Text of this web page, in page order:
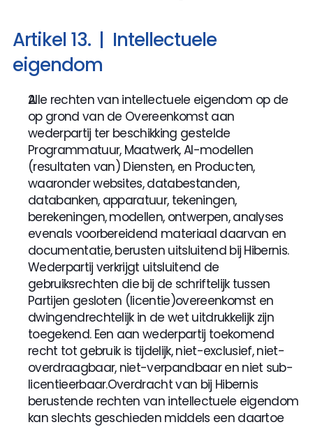
Artikel 13.  |  Intellectuele
eigendom
Alle rechten van intellectuele eigendom op de
op grond van de Overeenkomst aan
wederpartij ter beschikking gestelde
Programmatuur, Maatwerk, AI-modellen
(resultaten van) Diensten, en Producten,
waaronder websites, databestanden,
databanken, apparatuur, tekeningen,
berekeningen, modellen, ontwerpen, analyses
evenals voorbereidend materiaal daarvan en
documentatie, berusten uitsluitend bij Hibernis.
Wederpartij verkrijgt uitsluitend de
gebruiksrechten die bij de schriftelijk tussen
Partijen gesloten (licentie)overeenkomst en
dwingendrechtelijk in de wet uitdrukkelijk zijn
toegekend. Een aan wederpartij toekomend
recht tot gebruik is tijdelijk, niet-exclusief, niet-
overdraagbaar, niet-verpandbaar en niet sub-
licentieerbaar.Overdracht van bij Hibernis
berustende rechten van intellectuele eigendom
kan slechts geschieden middels een daartoe